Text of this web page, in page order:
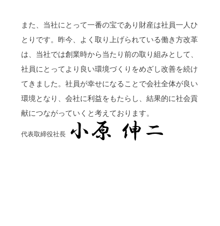
また、当社にとって一番の宝であり財産は社員一人ひ
とりです。昨今、よく取り上げられている働き方改革
は、当社では創業時から当たり前の取り組みとして、
社員にとってより良い環境づくりをめざし改善を続け
てきました。社員が幸せになることで会社全体が良い
環境となり、会社に利益をもたらし、結果的に社会貢
献につながっていくと考えております。
代表取締役社長